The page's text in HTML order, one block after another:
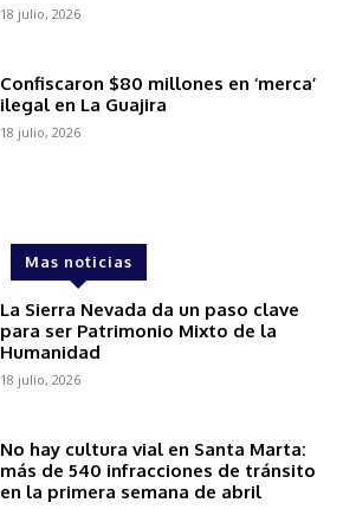
18 julio, 2026
Confiscaron $80 millones en ‘merca’
ilegal en La Guajira
18 julio, 2026
Mas noticias
La Sierra Nevada da un paso clave
para ser Patrimonio Mixto de la
Humanidad
18 julio, 2026
No hay cultura vial en Santa Marta:
más de 540 infracciones de tránsito
en la primera semana de abril